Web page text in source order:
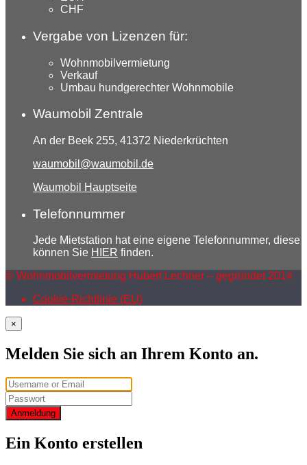
CHF
Vergabe von Lizenzen für:
Wohnmobilvermietung
Verkauf
Umbau hundgerechter Wohnmobile
Waumobil Zentrale
An der Beek 255, 41372 Niederkrüchten
waumobil@waumobil.de
Waumobil Hauptseite
Telefonnummer
Jede Mietstation hat eine eigene Telefonnummer, diese
können Sie HIER finden.
© Wohnmobilvermietung Hubert Lechner – gegründet 2014
Cookie-Richtlinie (EU)
×
Melden Sie sich an Ihrem Konto an.
Anmeldung
Ein Konto erstellen